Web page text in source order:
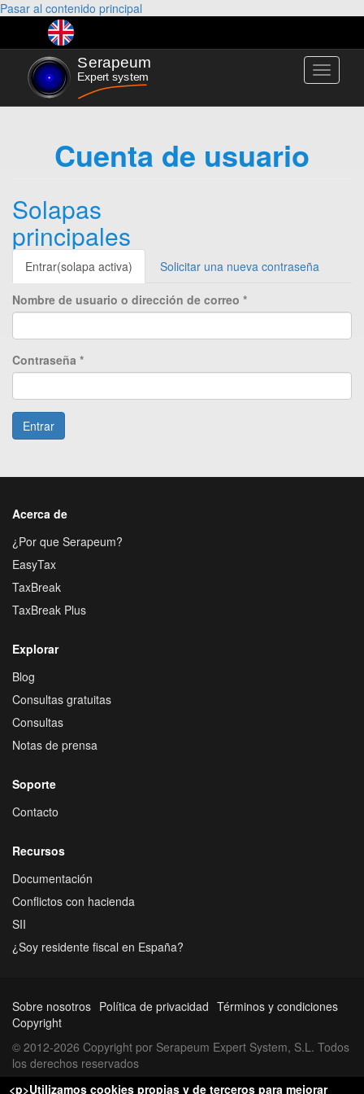
Pasar al contenido principal
Toggle
Cuenta de usuario
Solapas
principales
Entrar(solapa activa) Solicitar una nueva contraseña
Nombre de usuario o dirección de correo *
Contraseña *
Entrar
Acerca de
¿Por que Serapeum?
EasyTax
TaxBreak
TaxBreak Plus
Explorar
Blog
Consultas gratuitas
Consultas
Notas de prensa
Soporte
Contacto
Recursos
Documentación
Conflictos con hacienda
SII
¿Soy residente fiscal en España?
Sobre nosotros Política de privacidad Términos y condiciones
Copyright
© 2012-2026 Copyright por Serapeum Expert System, S.L. Todos
los derechos reservados
<p>Utilizamos cookies propias y de terceros para mejorar